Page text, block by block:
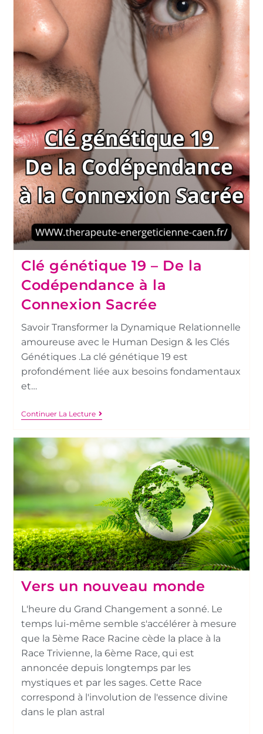
Clé génétique 19 – De la
Codépendance à la
Connexion Sacrée
Savoir Transformer la Dynamique Relationnelle
amoureuse avec le Human Design & les Clés
Génétiques .La clé génétique 19 est
profondément liée aux besoins fondamentaux
et…
Continuer La Lecture
Vers un nouveau monde
L'heure du Grand Changement a sonné. Le
temps lui-même semble s'accélérer à mesure
que la 5ème Race Racine cède la place à la
Race Trivienne, la 6ème Race, qui est
annoncée depuis longtemps par les
mystiques et par les sages. Cette Race
correspond à l'involution de l'essence divine
dans le plan astral